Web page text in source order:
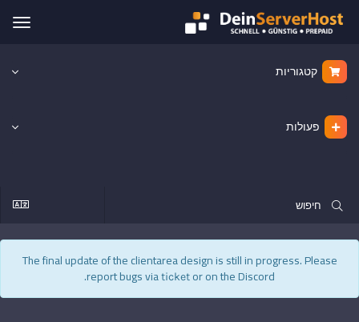
קטגוריות
פעולות
The final update of the clientarea design is still in progress. Please
report bugs viaticket or on the Discord.